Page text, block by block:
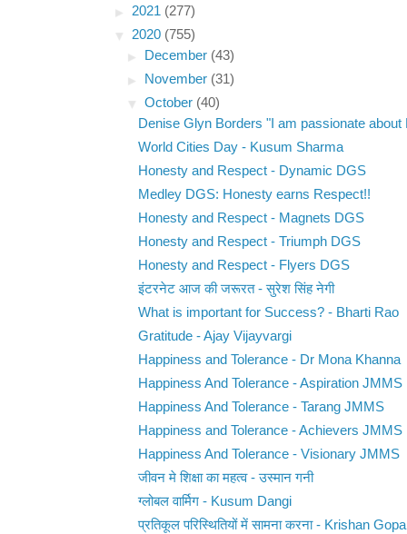
► 2021 (277)
▼ 2020 (755)
►
December (43)
►
November (31)
▼October (40)
Denise Glyn Borders "I am passionate about
World Cities Day - Kusum Sharma
Honesty and Respect - Dynamic DGS
Medley DGS: Honesty earns Respect!!
Honesty and Respect - Magnets DGS
Honesty and Respect - Triumph DGS
Honesty and Respect - Flyers DGS
इंटरनेट आज की जरूरत - सुरेश सिंह नेगी
What is important for Success? - Bharti Rao
Gratitude - Ajay Vijayvargi
Happiness and Tolerance - Dr Mona Khanna
Happiness And Tolerance - Aspiration JMMS
Happiness And Tolerance - Tarang JMMS
Happiness and Tolerance - Achievers JMMS
Happiness And Tolerance - Visionary JMMS
जीवन मे शिक्षा का महत्व - उस्मान गनी
ग्लोबल वार्मिग - Kusum Dangi
प्रतिकूल परिस्थितियों में सामना करना - Krishan